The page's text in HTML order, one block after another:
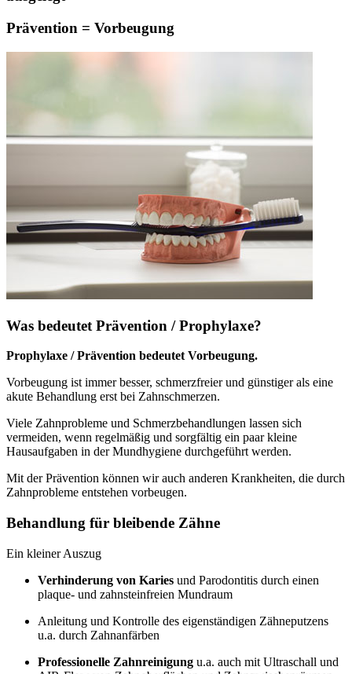
Prävention = Vorbeugung
Was bedeutet Prävention / Prophylaxe?
Prophylaxe / Prävention bedeutet Vorbeugung.
Vorbeugung ist immer besser, schmerzfreier und günstiger als eine
akute Behandlung erst bei Zahnschmerzen.
Viele Zahnprobleme und Schmerzbehandlungen lassen sich
vermeiden, wenn regelmäßig und sorgfältig ein paar kleine
Hausaufgaben in der Mundhygiene durchgeführt werden.
Mit der Prävention können wir auch anderen Krankheiten, die durch
Zahnprobleme entstehen vorbeugen.
Behandlung für bleibende Zähne
Ein kleiner Auszug
Verhinderung von Karies und Parodontitis durch einen
plaque- und zahnsteinfreien Mundraum
Anleitung und Kontrolle des eigenständigen Zähneputzens
u.a. durch Zahnanfärben
Professionelle Zahnreinigung u.a. auch mit Ultraschall und